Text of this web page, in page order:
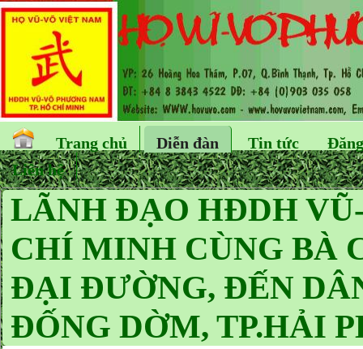
Trang chủ Diễn đàn Tin tức
Liên hệ
LÃNH ĐẠO HĐDH
CHÍ MINH CÙNG BÀ
ĐẠI ĐƯỜNG, ĐẾN
ĐỐNG DỜM, TP.HẢI